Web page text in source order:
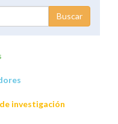
investigación